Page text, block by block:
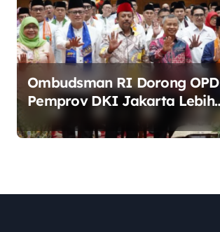
Ombudsman RI Dorong OPD
Pemprov DKI Jakarta Lebih
Responsif Hadapi Keluhan
Publik di Era Digital